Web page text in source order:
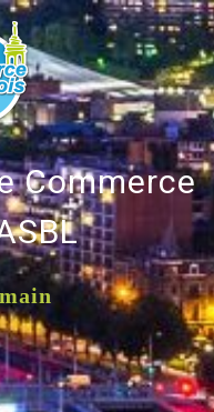
Commerce